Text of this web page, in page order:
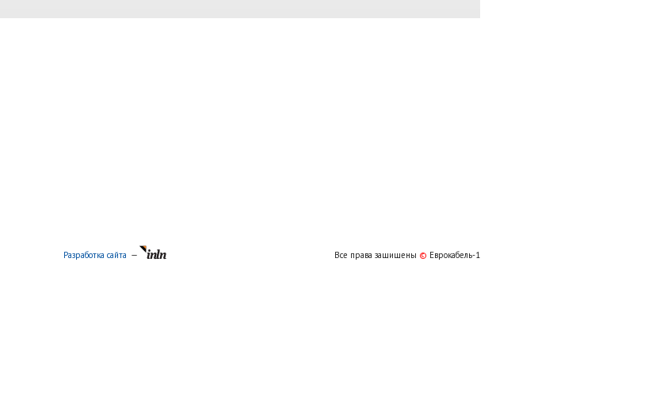
Разработка сайта — Все права защищены © Еврокабель-1